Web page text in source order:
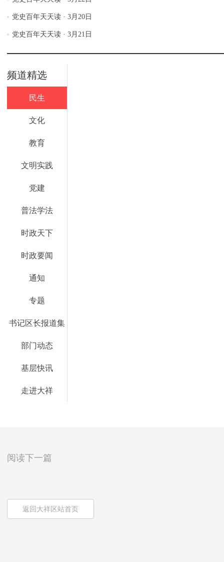
党史百年天天读 · 3月20日
党史百年天天读 · 3月21日
频道精选
民生
文化
教育
文明实践
党建
普法学法
时政天下
时政要闻
通知
专题
书记区长报道集
部门动态
基层快讯
走进大祥
阅读下一篇
返回大祥区站首页